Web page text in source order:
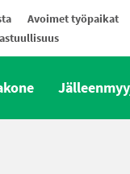
Avoimet työpaikat